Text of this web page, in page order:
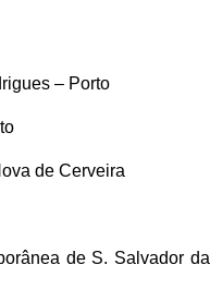
– Porto
de Cerveira
de S. Salvador